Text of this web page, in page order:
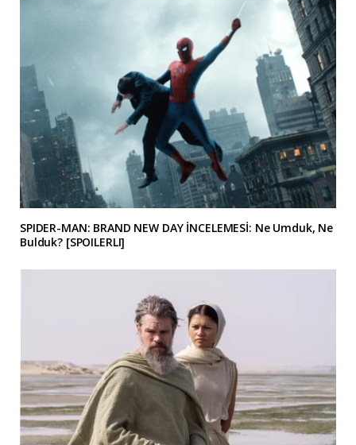
SPIDER-MAN: BRAND NEW DAY İNCELEMESİ: Ne Umduk, Ne
Bulduk? [SPOILERLI]